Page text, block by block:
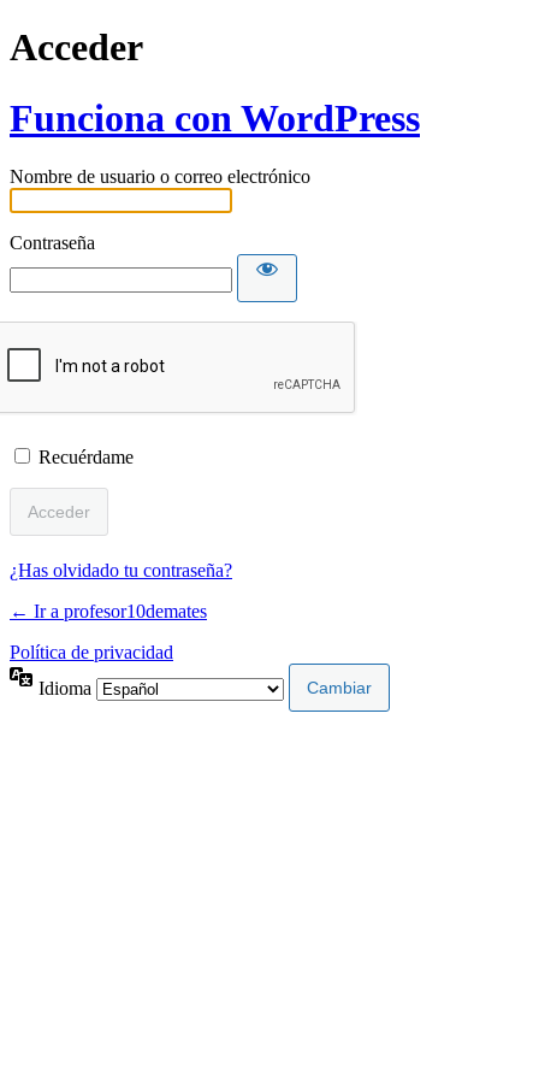
Acceder
Funciona con WordPress
Nombre de usuario o correo electrónico
Contraseña
Recuérdame
¿Has olvidado tu contraseña?
← Ir a profesor10demates
Política de privacidad
Idioma